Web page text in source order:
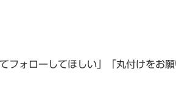
フォローしてほしい」「丸付けをお